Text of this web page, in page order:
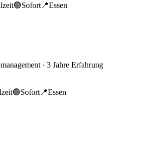
🟢Sofort 📍Essen
· 3 Jahre Erfahrung
🟢Sofort 📍Essen